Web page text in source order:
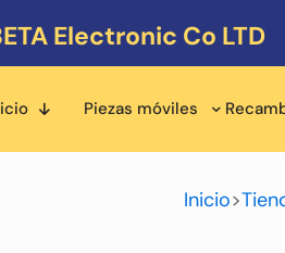
Electronic Co LTD
Piezas móviles
Inicio>